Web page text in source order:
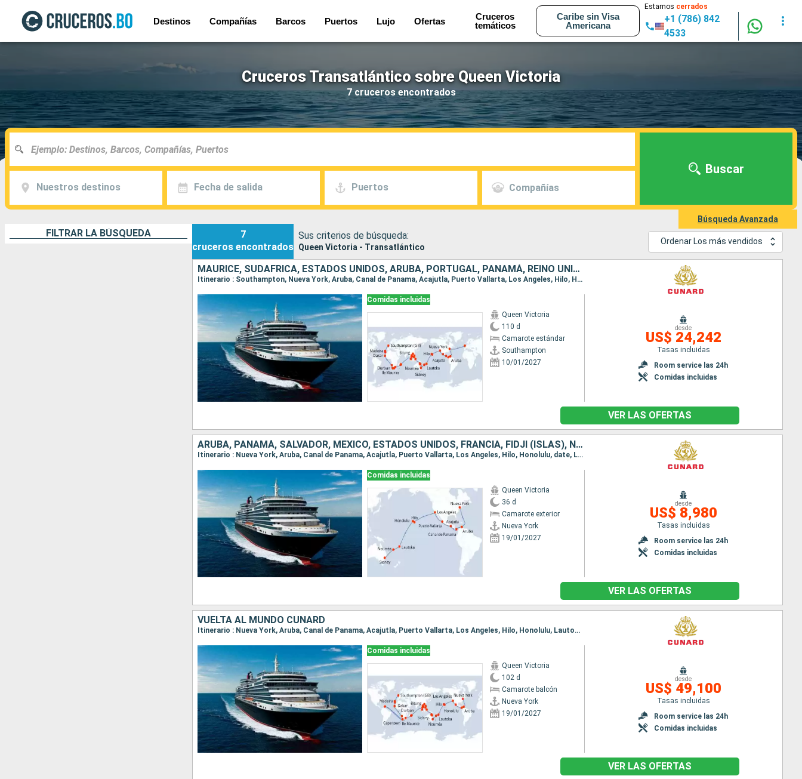
Destinos Compañías Barcos Puertos Lujo Ofertas
Cruceros
temáticos
Caribe sin Visa
Americana
Estamos cerrados
+1 (786) 842
4533
Cruceros Transatlántico sobre Queen Victoria
7 cruceros encontrados
Nuestros destinos Fecha de salida Puertos Compañías
Buscar
Búsqueda Avanzada
FILTRAR LA BÚSQUEDA
7
cruceros encontrados
Sus criterios de búsqueda:
Queen Victoria - Transatlántico
Ordenar Los más vendidos
MAURICE, SUDAFRICA, ESTADOS UNIDOS, ARUBA, PORTUGAL, PANAMÁ, REINO UNIDO, SALVADOR, MÉXICO, FRANCIA, FIDJI (ISLAS), NUEVA CALEDONIA, AUSTRALIA, INDONESIA, FILIPINAS, CHINA, VIETNAM, SINGAPUR, NAMIBIA,
Itinerario : Southampton, Nueva York, Aruba, Canal de Panama, Acajutla, Puerto Vallarta, Los Angeles, Hilo, Honolulu, date, Lautoka, Nouméa, Sidney, Airlie Beach, Townsville, Cairns, Bitung, Puerto Princesa, Manila, Hong Kong, Chan May, Nha Trang, Phu My, Singapur, Ile Maurice, Isla de la Reunion, Durban, Puerto Elizabeth, Ciudad del Cabo, Walvis Bay, Dakar, Santa Cruz de Tenerife, Madeira, Southampton
Comidas incluidas
Queen Victoria
110 d
Camarote estándar
Southampton
10/01/2027
desde
US$ 24,242
Tasas incluidas
Room service las 24h
Comidas incluidas
VER LAS OFERTAS
ARUBA, PANAMÁ, SALVADOR, MÉXICO, ESTADOS UNIDOS, FRANCIA, FIDJI (ISLAS), NUEVA CALEDONIA, AUSTRALIA
Itinerario : Nueva York, Aruba, Canal de Panama, Acajutla, Puerto Vallarta, Los Angeles, Hilo, Honolulu, date, Lautoka, Nouméa, Sidney
Comidas incluidas
Queen Victoria
36 d
Camarote exterior
Nueva York
19/01/2027
desde
US$ 8,980
Tasas incluidas
Room service las 24h
Comidas incluidas
VER LAS OFERTAS
VUELTA AL MUNDO CUNARD
Itinerario : Nueva York, Aruba, Canal de Panama, Acajutla, Puerto Vallarta, Los Angeles, Hilo, Honolulu, Lautoka, Nouméa, Sidney, Airlie Beach, Townsville, Cairns, Bitung, Puerto Princesa, Manila, Hong Kong, Chan May, Nha Trang, Phu My, Singapur, Ile Maurice, Isla de la Reunion, Durban, Port Elizabeth St Vincent, Cape town, Walvis Bay, Dakar, Santa Cruz de Tenerife, Madeira, Southampton
Comidas incluidas
Queen Victoria
102 d
Camarote balcón
Nueva York
19/01/2027
desde
US$ 49,100
Tasas incluidas
Room service las 24h
Comidas incluidas
VER LAS OFERTAS